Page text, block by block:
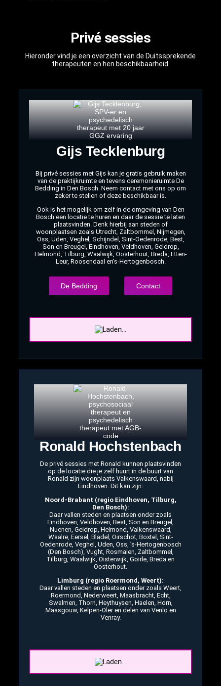
Privé sessies
Hieronder vind je een overzicht van de Duitssprekende
therapeuten en hen beschikbaarheid.
Gijs Tecklenburg
Bij privé sessies met Gijs kan je gratis gebruik maken
van de praktijkruimte en tevens ceremonieruimte De
Bedding in Den Bosch. Neem contact met ons op om
zeker te stellen of deze beschikbaar is.
Ook is het mogelijk om zelf in de omgeving van Den
Bosch een locatie te huren en daar de sessie te laten
plaatsvinden. Denk hierbij aan steden of
woonplaatsen zoals Utrecht, Zaltbommel, Nijmegen,
Oss, Uden, Veghel, Schijndel, Sint-Oedenrode, Best,
Son en Breugel, Eindhoven, Veldhoven, Geldrop,
Helmond, Tilburg, Waalwijk, Oosterhout, Breda, Etten-
Leur, Roosendaal en’s-Hertogenbosch.
De Bedding Contact
Ronald Hochstenbach
De privé sessies met Ronald kunnen plaatsvinden
op de locatie die je zelf huurt in de buurt van
Ronald zijn woonplaats Valkenswaard, nabij
Eindhoven. Dit kan zijn:
Noord-Brabant (regio Eindhoven, Tilburg,
Den Bosch):
Daar vallen steden en plaatsen onder zoals
Eindhoven, Veldhoven, Best, Son en Breugel,
Nuenen, Geldrop, Helmond, Valkenswaard,
Waalre, Eersel, Bladel, Oirschot, Boxtel, Sint-
Oedenrode, Veghel, Uden, Oss, ’s-Hertogenbosch
(Den Bosch), Vught, Rosmalen, Zaltbommel,
Tilburg, Waalwijk, Oisterwijk, Goirle, Breda en
Oosterhout.
Limburg (regio Roermond, Weert):
Daar vallen steden en plaatsen onder zoals Weert,
Roermond, Nederweert, Maasbracht, Echt,
Swalmen, Thorn, Heythuysen, Haelen, Horn,
Maasgouw, Kelpen-Oler en delen van Venlo en
Venray.